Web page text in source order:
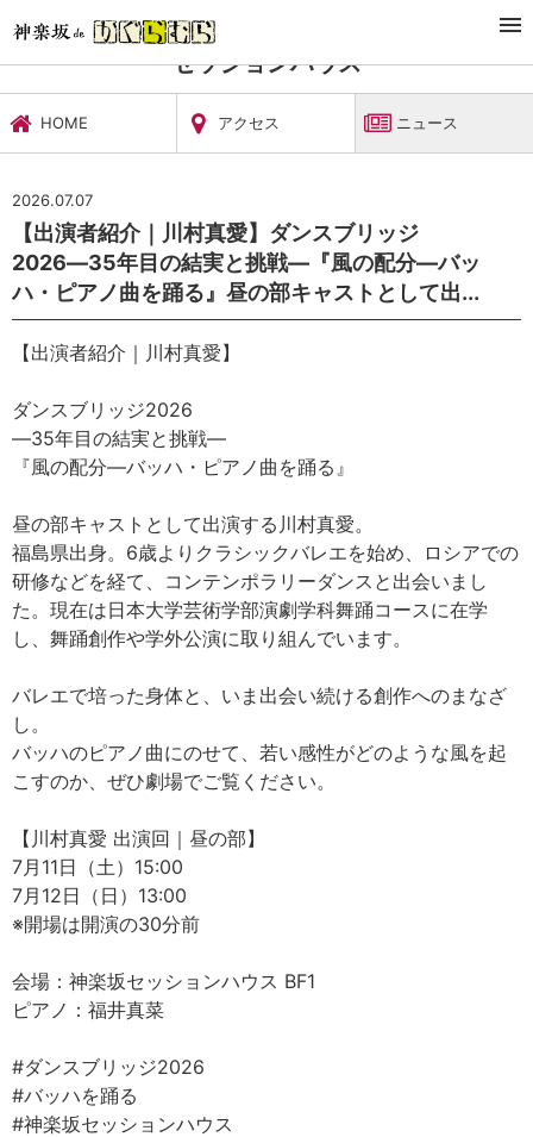
文化施設・ギャラリー
セッションハウス
HOME アクセス ニュース
2026.07.07
【出演者紹介｜川村真愛】ダンスブリッジ
2026―35年目の結実と挑戦―『風の配分―バッ
ハ・ピアノ曲を踊る』昼の部キャストとして出...
【出演者紹介｜川村真愛】
ダンスブリッジ2026
―35年目の結実と挑戦―
『風の配分―バッハ・ピアノ曲を踊る』
昼の部キャストとして出演する川村真愛。
福島県出身。6歳よりクラシックバレエを始め、ロシアでの
研修などを経て、コンテンポラリーダンスと出会いまし
た。現在は日本大学芸術学部演劇学科舞踊コースに在学
し、舞踊創作や学外公演に取り組んでいます。
バレエで培った身体と、いま出会い続ける創作へのまなざ
し。
バッハのピアノ曲にのせて、若い感性がどのような風を起
こすのか、ぜひ劇場でご覧ください。
【川村真愛 出演回｜昼の部】
7月11日（土）15:00
7月12日（日）13:00
※開場は開演の30分前
会場：神楽坂セッションハウス BF1
ピアノ：福井真菜
#ダンスブリッジ2026
#バッハを踊る
#神楽坂セッションハウス